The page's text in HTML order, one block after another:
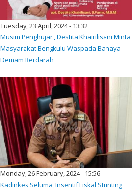
Tuesday, 23 April, 2024 - 13:32
Musim Penghujan, Destita Khairilisani Minta
Masyarakat Bengkulu Waspada Bahaya
Demam Berdarah
Monday, 26 February, 2024 - 15:56
Kadinkes Seluma, Insentif Fiskal Stunting